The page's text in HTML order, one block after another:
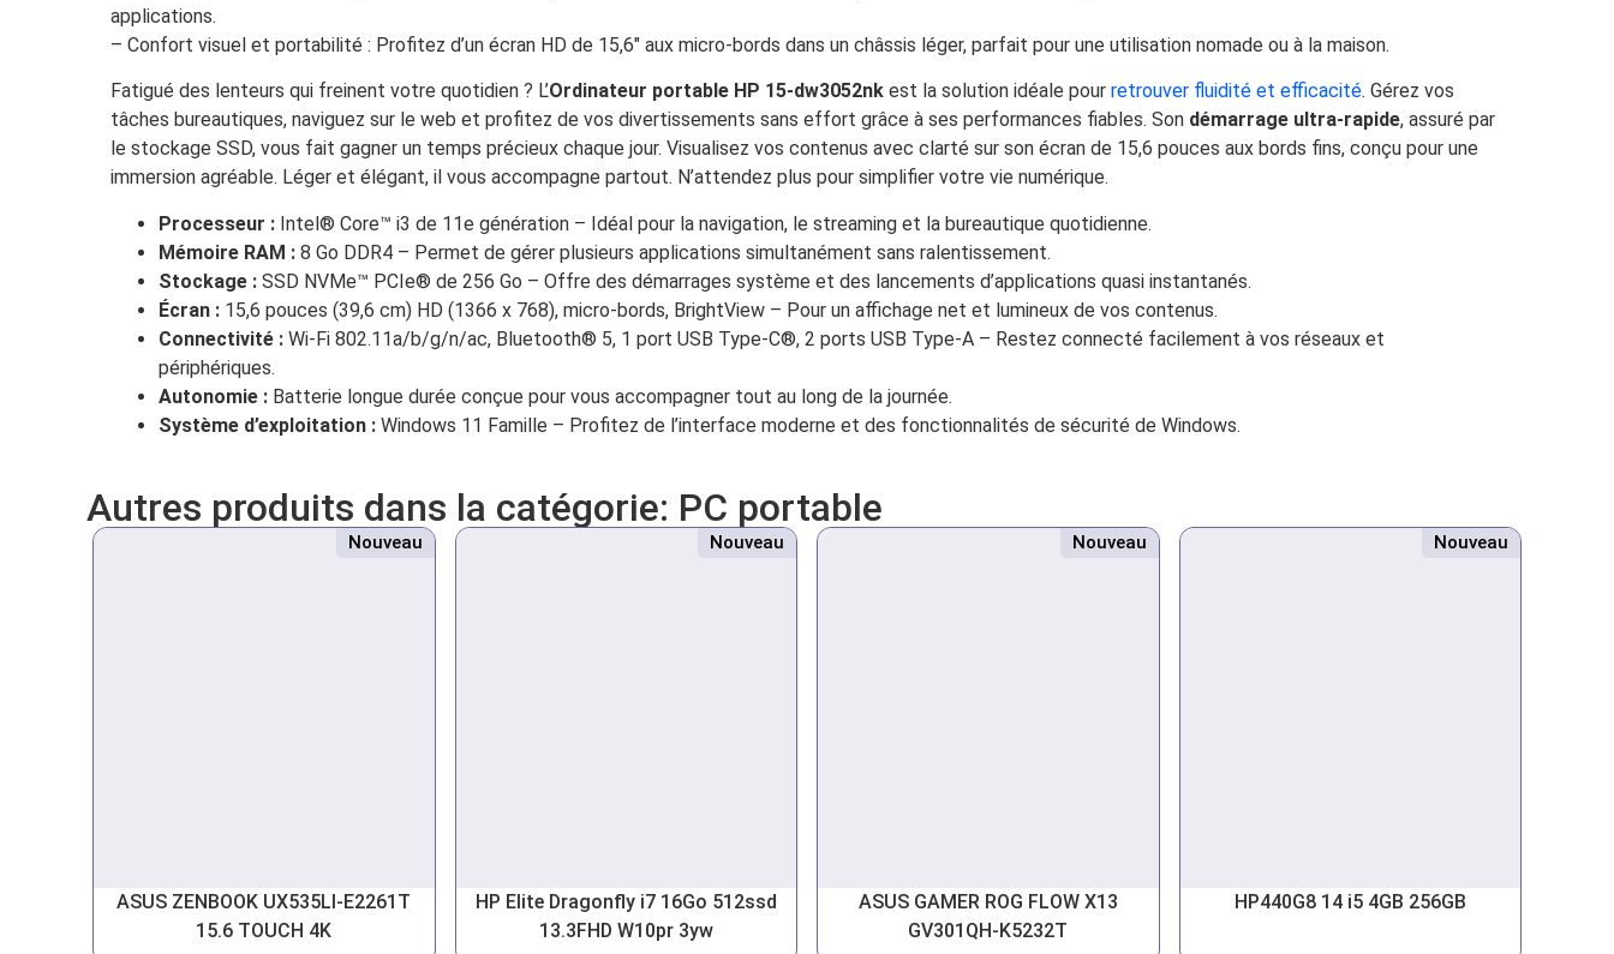
applications.
– Confort visuel et portabilité : Profitez d’un écran HD de 15,6″ aux micro-bords dans un châssis léger, parfait pour une utilisation nomade ou à la maison.
Fatigué des lenteurs qui freinent votre quotidien ? L’Ordinateur portable HP 15-dw3052nk est la solution idéale pour retrouver fluidité et efficacité. Gérez vos
tâches bureautiques, naviguez sur le web et profitez de vos divertissements sans effort grâce à ses performances fiables. Son démarrage ultra-rapide, assuré par
le stockage SSD, vous fait gagner un temps précieux chaque jour. Visualisez vos contenus avec clarté sur son écran de 15,6 pouces aux bords fins, conçu pour une
immersion agréable. Léger et élégant, il vous accompagne partout. N’attendez plus pour simplifier votre vie numérique.
Processeur : Intel® Core™ i3 de 11e génération – Idéal pour la navigation, le streaming et la bureautique quotidienne.
Mémoire RAM : 8 Go DDR4 – Permet de gérer plusieurs applications simultanément sans ralentissement.
Stockage : SSD NVMe™ PCIe® de 256 Go – Offre des démarrages système et des lancements d’applications quasi instantanés.
Écran : 15,6 pouces (39,6 cm) HD (1366 x 768), micro-bords, BrightView – Pour un affichage net et lumineux de vos contenus.
Connectivité : Wi-Fi 802.11a/b/g/n/ac, Bluetooth® 5, 1 port USB Type-C®, 2 ports USB Type-A – Restez connecté facilement à vos réseaux et
périphériques.
Autonomie : Batterie longue durée conçue pour vous accompagner tout au long de la journée.
Système d’exploitation : Windows 11 Famille – Profitez de l’interface moderne et des fonctionnalités de sécurité de Windows.
Autres produits dans la catégorie: PC portable
Nouveau
ASUS ZENBOOK UX535LI-E2261T
15.6 TOUCH 4K
Nouveau
HP Elite Dragonfly i7 16Go 512ssd
13.3FHD W10pr 3yw
Nouveau
ASUS GAMER ROG FLOW X13
GV301QH-K5232T
Nouveau
HP440G8 14 i5 4GB 256GB